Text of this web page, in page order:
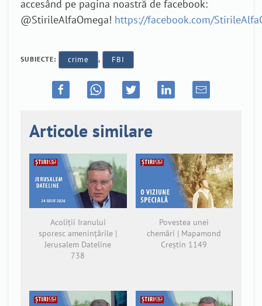
accesând pe pagina noastră de facebook:
@StirileAlfaOmega! https://facebook.com/
SUBIECTE: crime , FBI
Articole similare
Acoliții Iranului
sporesc amenințările |
Jerusalem Dateline
738
Povestea unei
chemări | Mapamond
Creștin 1149